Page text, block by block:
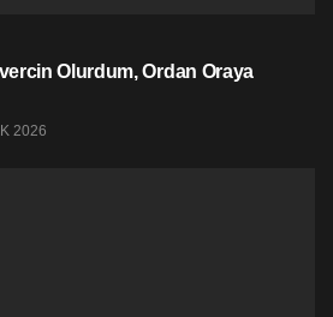
Olurdum, Ordan Oraya
2026